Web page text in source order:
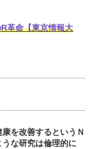
革命【東京情報大
を改善するというＮ
な研究は倫理的に